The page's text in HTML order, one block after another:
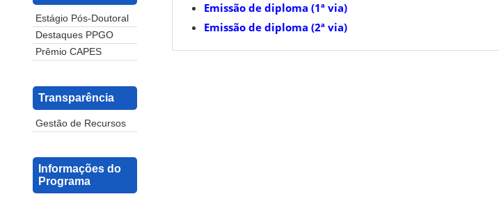
Estágio Pós-Doutoral
Destaques PPGO
Prêmio CAPES
Transparência
Gestão de Recursos
Informações do
Programa
Emissão de diploma (1ª via)
Emissão de diploma (2ª via)